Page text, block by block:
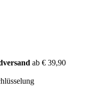
ab € 39,90